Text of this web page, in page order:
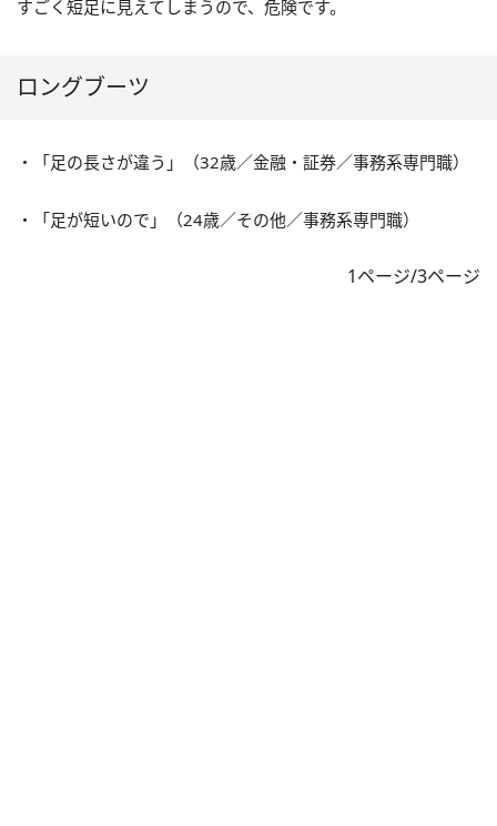
すごく短足に見えてしまうので、危険です。
ロングブーツ
・「足の長さが違う」（32歳／金融・証券／事務系専門職）
・「足が短いので」（24歳／その他／事務系専門職）
1ページ/3ページ